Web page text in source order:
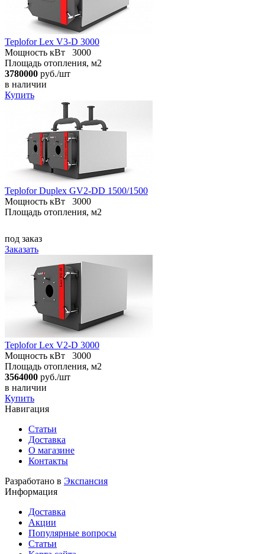
Teplofor Lex V3-D 3000
Мощность кВт
3000
Площадь отопления, м2
3780000 руб./шт
в наличии
Купить
Teplofor Duplex GV2-DD 1500/1500
Мощность кВт
3000
Площадь отопления, м2
под заказ
Заказать
Teplofor Lex V2-D 3000
Мощность кВт
3000
Площадь отопления, м2
3564000 руб./шт
в наличии
Купить
Навигация
Статьи
Доставка
О магазине
Контакты
Разработано в Экспансия
Информация
Доставка
Акции
Популярные вопросы
Статьи